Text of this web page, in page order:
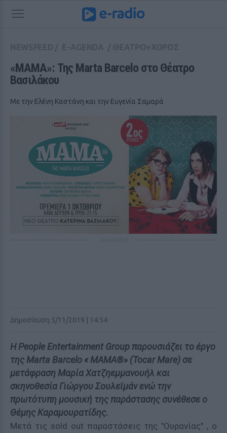
«ΜΑΜΑ»: Της Marta Barcelo στο Θέατρο
Βασιλάκου
Με την Ελένη Καστάνη και την Ευγενία Σαμαρά
Δημοσίευση 5/11/2019 | 14:54
Η People Entertainment Group παρουσιάζει το έργο
της Marta Barcelo «ΜAMA®» (Τοcar Mare) σε
μετάφραση Μαρία Χατζηεμμανουήλ και
σκηνοθεσία Γιώργου Σουλεϊμάν ενώ την
πρωτότυπη μουσική της παράστασης συνέθεσε ο
Θέμης Καραμουρατίδης.
Μετά τις sold out παραστάσεις της "Ουρανίας" , ο